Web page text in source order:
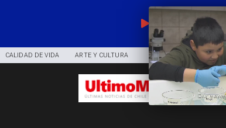
EN VIVO
CALIDAD DE VIDA ARTE Y CULTURA COMUNIDAD